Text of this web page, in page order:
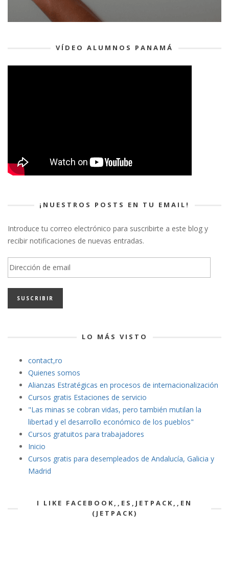
VÍDEO ALUMNOS PANAMÁ
¡NUESTROS POSTS EN TU EMAIL!
Introduce tu correo electrónico para suscribirte a este blog y
recibir notificaciones de nuevas entradas.
Dirección
de
email
LO MÁS VISTO
contact,ro
Quienes somos
Alianzas Estratégicas en procesos de internacionalización
Cursos gratis Estaciones de servicio
"Las minas se cobran vidas, pero también mutilan la
libertad y el desarrollo económico de los pueblos"
Cursos gratuitos para trabajadores
Inicio
Cursos gratis para desempleados de Andalucía, Galicia y
Madrid
I LIKE FACEBOOK,,ES,JETPACK,,EN
(JETPACK)